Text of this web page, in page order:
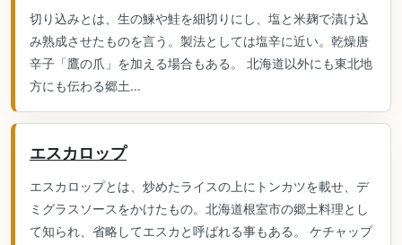
切り込みとは、生の鰊や鮭を細切りにし、塩と米麹で漬け込
み熟成させたものを言う。製法としては塩辛に近い。乾燥唐
辛子「鷹の爪」を加える場合もある。 北海道以外にも東北地
方にも伝わる郷土...
エスカロップ
エスカロップとは、炒めたライスの上にトンカツを載せ、デ
ミグラスソースをかけたもの。北海道根室市の郷土料理とし
て知られ、省略してエスカと呼ばれる事もある。 ケチャップ